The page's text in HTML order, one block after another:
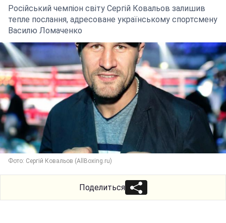
Російський чемпіон світу Сергій Ковальов залишив
тепле послання, адресоване українському спортсмену
Василю Ломаченко
Фото: Сергій Ковальов (AllBoxing.ru)
Поделиться